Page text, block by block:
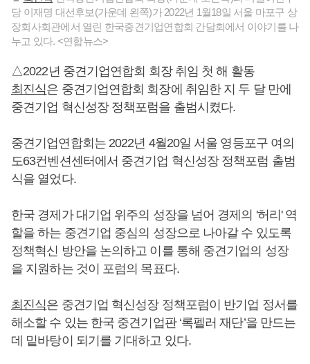
당 이재명 대선후보(가운데 왼쪽)가 2022년 1월18일 서울 마포구 상
장회사회관에서 열린 한국중견기업연합회 간담회에서 이야기를 나
누고 있다. <연합뉴스>
△2022년 중견기업연합회 회장 취임 첫 해 활동
최진식은 중견기업연합회 회장에 취임한 지 두 달 만에
중견기업 혁신성장 정책포럼을 출범시켰다.
중견기업연합회는 2022년 4월20일 서울 영등포구 여의
도63컨벤션센터에서 중견기업 혁신성장 정책포럼 출범
식을 열었다.
한국 경제가 대기업 위주의 성장을 넘어 경제의 '허리' 역
할을 하는 중견기업 중심의 성장으로 나아갈 수 있도록
정책혁신 방안을 논의하고 이를 통해 중견기업의 성장
을 지원하는 것이 포럼의 목표다.
최진식은 중견기업 혁신성장 정책포럼이 반기업 정서를
해소할 수 있는 한국 중견기업판 ‘록펠러 재단’을 만드는
데 밑바탕이 되기를 기대하고 있다.